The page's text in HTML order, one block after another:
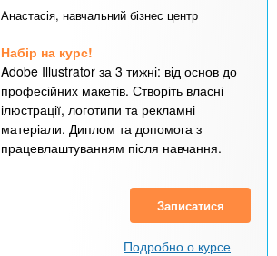
Анастасія, навчальний бізнес центр
Набір на курс!
Adobe Illustrator за 3 тижні: від основ до
професійних макетів. Створіть власні
ілюстрації, логотипи та рекламні
матеріали. Диплом та допомога з
працевлаштуванням після навчання.
Записатися
Подробно о курсе